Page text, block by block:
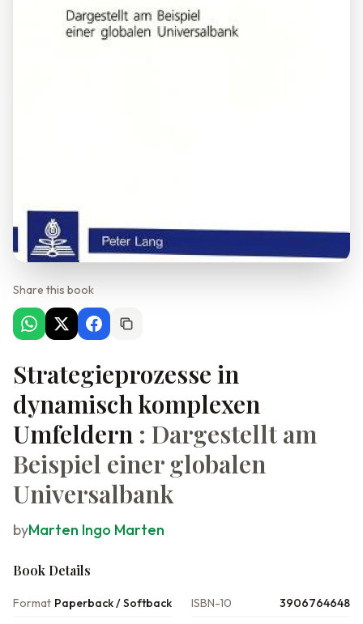
Share this book
Strategieprozesse in
dynamisch komplexen
Umfeldern : Dargestellt am
Beispiel einer globalen
Universalbank
byMarten Ingo Marten
Book Details
Format Paperback / Softback ISBN-10 3906764648